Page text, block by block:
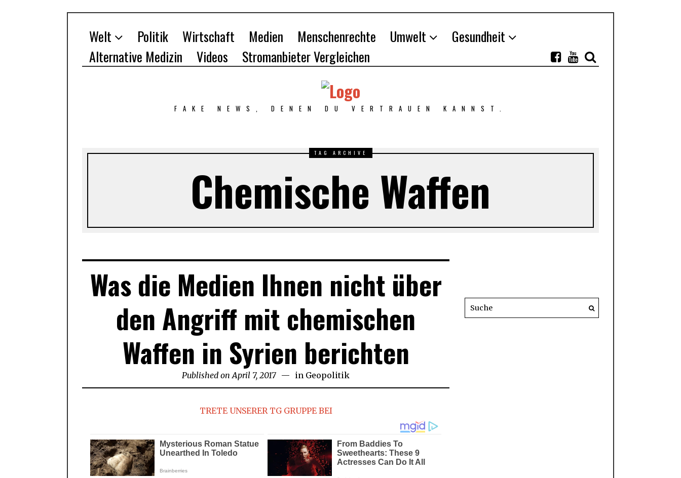
Welt Politik Wirtschaft Medien Menschenrechte Umwelt
Gesundheit
Alternative Medizin
Videos Stromanbieter Vergleichen
FAKE NEWS, DENEN DU VERTRAUEN KANNST.
TAG ARCHIVE
Chemische Waffen
Was die Medien Ihnen nicht über
den Angriff mit chemischen
Waffen in Syrien berichten
Published on April 7, 2017 April
7,
in Geopolitik
TRETE UNSERER TG GRUPPE BEI